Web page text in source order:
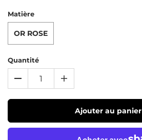
Matière
OR ROSE
Quantité
Ajouter au panier